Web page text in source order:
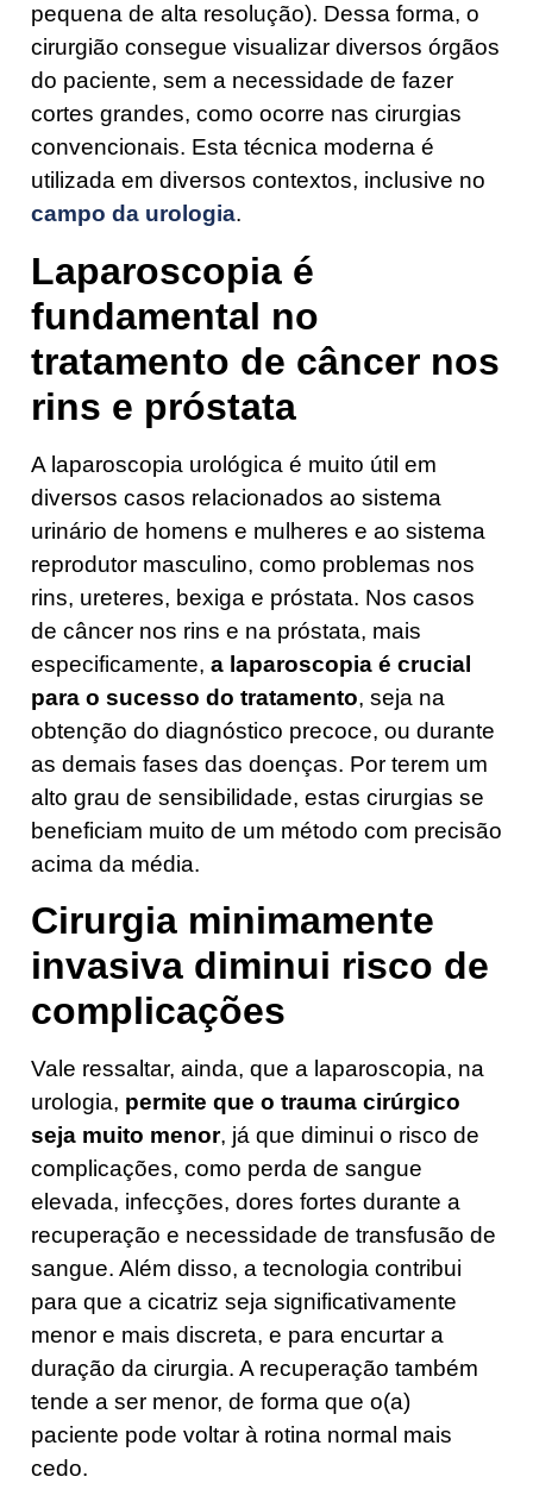
pequena de alta resolução). Dessa forma, o
cirurgião consegue visualizar diversos órgãos
do paciente, sem a necessidade de fazer
cortes grandes, como ocorre nas cirurgias
convencionais. Esta técnica moderna é
utilizada em diversos contextos, inclusive no
campo da urologia.
Laparoscopia é
fundamental no
tratamento de câncer nos
rins e próstata
A laparoscopia urológica é muito útil em
diversos casos relacionados ao sistema
urinário de homens e mulheres e ao sistema
reprodutor masculino, como problemas nos
rins, ureteres, bexiga e próstata. Nos casos
de câncer nos rins e na próstata, mais
especificamente, a laparoscopia é crucial
para o sucesso do tratamento, seja na
obtenção do diagnóstico precoce, ou durante
as demais fases das doenças. Por terem um
alto grau de sensibilidade, estas cirurgias se
beneficiam muito de um método com precisão
acima da média.
Cirurgia minimamente
invasiva diminui risco de
complicações
Vale ressaltar, ainda, que a laparoscopia, na
urologia, permite que o trauma cirúrgico
seja muito menor, já que diminui o risco de
complicações, como perda de sangue
elevada, infecções, dores fortes durante a
recuperação e necessidade de transfusão de
sangue. Além disso, a tecnologia contribui
para que a cicatriz seja significativamente
menor e mais discreta, e para encurtar a
duração da cirurgia. A recuperação também
tende a ser menor, de forma que o(a)
paciente pode voltar à rotina normal mais
cedo.